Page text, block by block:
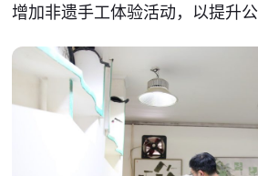
增加非遗手工体验活动，以提升公